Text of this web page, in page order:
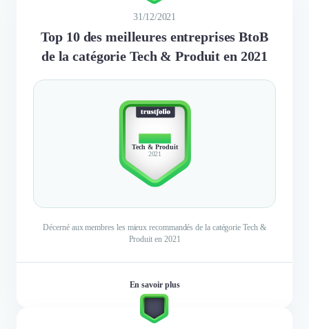
31/12/2021
Top 10 des meilleures entreprises BtoB
de la catégorie Tech & Produit en 2021
TOP 10
Tech & Produit
2021
Décerné aux membres les mieux recommandés de la catégorie Tech &
Produit en 2021
En savoir plus